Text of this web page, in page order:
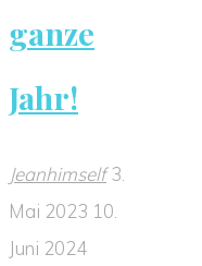
ganze
Jahr!
Jeanhimself 3.
Mai 2023 10.
Juni 2024